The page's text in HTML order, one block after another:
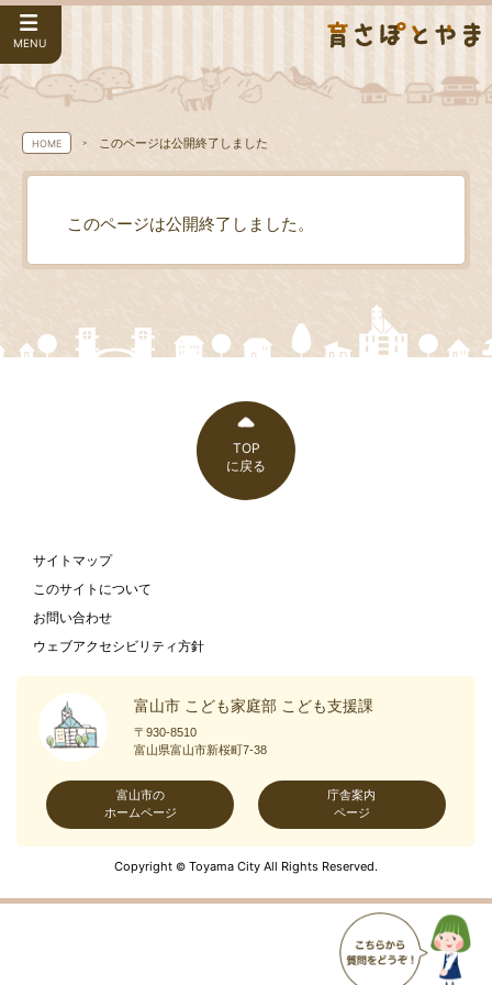
MENU
HOME このページは公開終了しました
このページは公開終了しました。
TOP
に戻る
サイトマップ
このサイトについて
お問い合わせ
ウェブアクセシビリティ方針
富山市 こども家庭部 こども支援課
〒930-8510
富山県富山市新桜町7-38
富山市の
ホームページ
庁舎案内
ページ
Copyright © Toyama City All Rights Reserved.